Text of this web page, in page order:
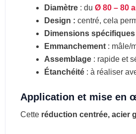
Diamètre : du Ø 80 – 80
Design : centré, cela
Dimensions spécifiques
Emmanchement : mâle/
Assemblage : rapide et
Étanchéité : à réaliser
Application et mise en
Cette réduction centrée, acier